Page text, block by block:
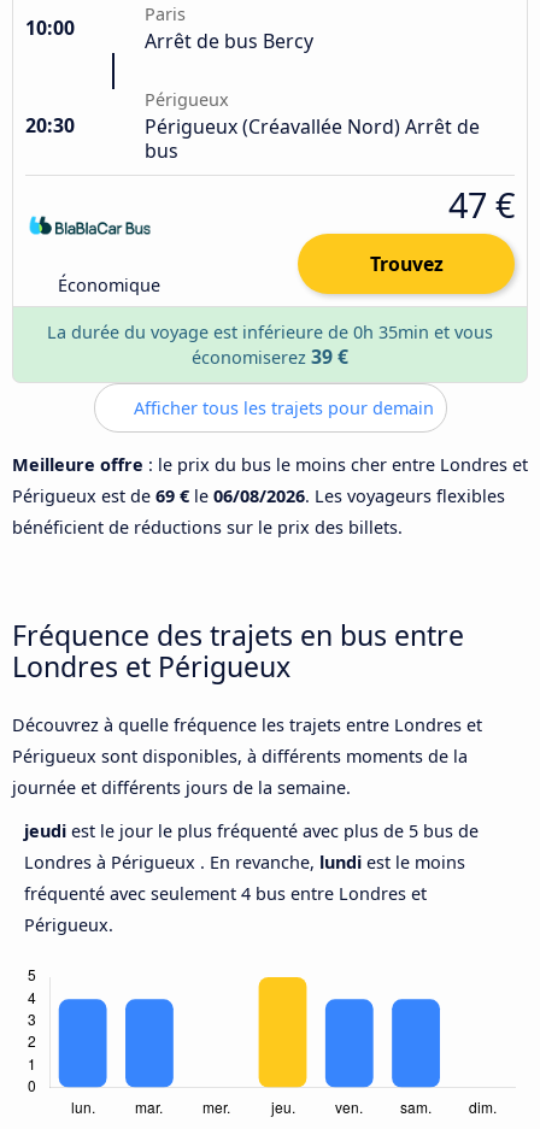
10:00
Paris
Arrêt de bus Bercy
20:30
Périgueux
Périgueux (Créavallée Nord) Arrêt de
bus
Économique
47 €
Trouvez
La durée du voyage est inférieure de 0h 35min et vous
économiserez 39 €
Afficher tous les trajets pour demain
Meilleure offre : le prix du bus le moins cher entre Londres et
Périgueux est de 69 € le 06/08/2026. Les voyageurs flexibles
bénéficient de réductions sur le prix des billets.
Fréquence des trajets en bus entre
Londres et Périgueux
Découvrez à quelle fréquence les trajets entre Londres et
Périgueux sont disponibles, à différents moments de la
journée et différents jours de la semaine.
jeudi est le jour le plus fréquenté avec plus de 5 bus de
Londres à Périgueux . En revanche, lundi est le moins
fréquenté avec seulement 4 bus entre Londres et
Périgueux.